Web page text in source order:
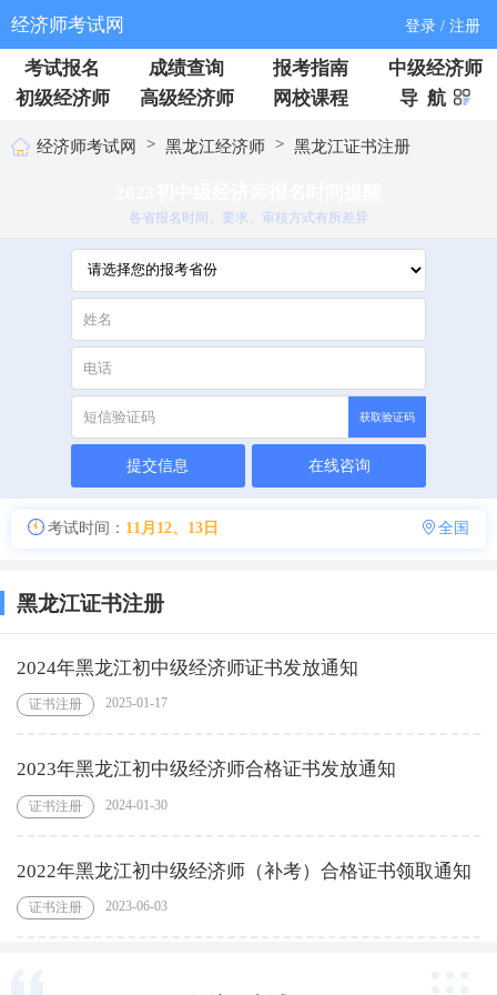
经济师考试网 登录 / 注册
考试报名 成绩查询 报考指南
中级经济师
初级经济师
高级经济师 网校课程 导 航
经济师考试网 > 黑龙江经济师 > 黑龙江证书注册
各省报名时间、要求、审核方式有所差异
获取验证码
提交信息 在线咨询
考试时间： 11月12、13日 全国
黑龙江证书注册
2024年黑龙江初中级经济师证书发放通知
证书注册 2025-01-17
2023年黑龙江初中级经济师合格证书发放通知
证书注册 2024-01-30
2022年黑龙江初中级经济师（补考）合格证书领取通知
证书注册 2023-06-03